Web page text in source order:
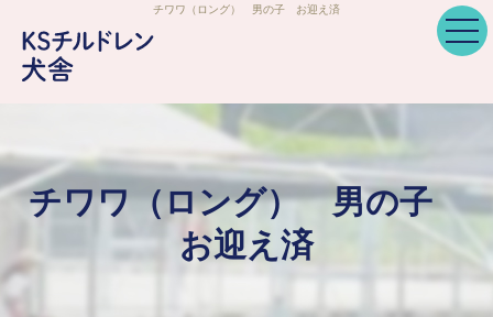
チワワ（ロング） 男の子 お迎え済
チワワ（ロング） 男の子
お迎え済